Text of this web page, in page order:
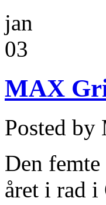
jan
03
MAX
Posted
Den
året i rad i